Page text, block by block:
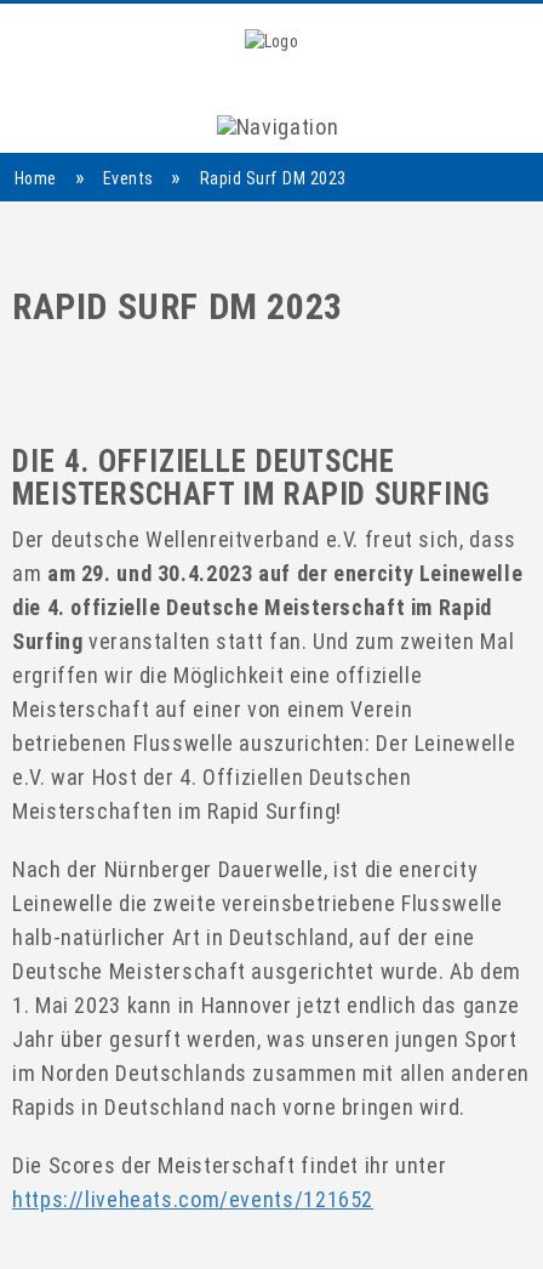
Navigation
Home » Events » Rapid Surf DM 2023
RAPID SURF DM 2023
DIE 4. OFFIZIELLE DEUTSCHE
MEISTERSCHAFT IM RAPID SURFING
Der deutsche Wellenreitverband e.V. freut sich, dass
am am 29. und 30.4.2023 auf der enercity Leinewelle
die 4. offizielle Deutsche Meisterschaft im Rapid
Surfingveranstalten statt fan. Und zum zweiten Mal
ergriffen wir die Möglichkeit eine offizielle
Meisterschaft auf einer von einem Verein
betriebenen Flusswelle auszurichten: Der Leinewelle
e.V. war Host der 4. Offiziellen Deutschen
Meisterschaften im Rapid Surfing!
Nach der Nürnberger Dauerwelle, ist die enercity
Leinewelle die zweite vereinsbetriebene Flusswelle
halb-natürlicher Art in Deutschland, auf der eine
Deutsche Meisterschaft ausgerichtet wurde. Ab dem
1. Mai 2023 kann in Hannover jetzt endlich das ganze
Jahr über gesurft werden, was unseren jungen Sport
im Norden Deutschlands zusammen mit allen anderen
Rapids in Deutschland nach vorne bringen wird.
Die Scores der Meisterschaft findet ihr unter
https://liveheats.com/events/121652